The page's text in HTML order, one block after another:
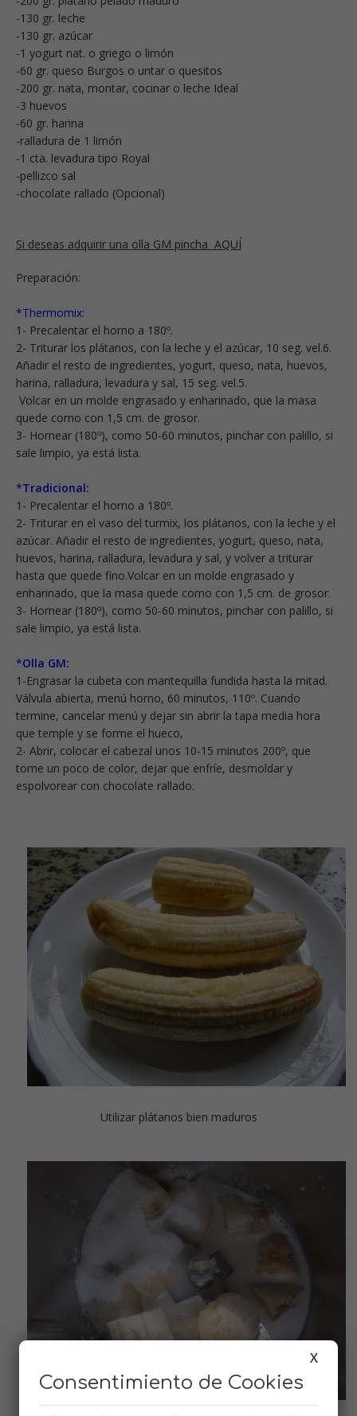
-130 gr. leche
-130 gr. azúcar
-1 yogurt nat. o griego o limón
-60 gr. queso Burgos o untar o quesitos
-200 gr. nata, montar, cocinar o leche Ideal
-3 huevos
-60 gr. harina
-ralladura de 1 limón
-1 cta. levadura tipo Royal
-pellizco sal
-chocolate rallado (Opcional)
Si deseas adquirir una olla GM pincha AQUÍ
Preparación:
*Thermomix:
1- Precalentar el horno a 180º.
2- Triturar los plátanos, con la leche y el azúcar, 10 seg. vel.6.
Añadir el resto de ingredientes, yogurt, queso, nata, huevos,
harina, ralladura, levadura y sal, 15 seg. vel.5.
Volcar en un molde engrasado y enharinado, que la masa
quede como con 1,5 cm. de grosor.
3- Hornear (180º), como 50-60 minutos, pinchar con palillo, si
sale limpio, ya está lista.
*Tradicional:
1- Precalentar el horno a 180º.
2- Triturar en el vaso del turmix, los plátanos, con la leche y el
azúcar. Añadir el resto de ingredientes, yogurt, queso, nata,
huevos, harina, ralladura, levadura y sal, y volver a triturar
hasta que quede fino.Volcar en un molde engrasado y
enharinado, que la masa quede como con 1,5 cm. de grosor.
3- Hornear (180º), como 50-60 minutos, pinchar con palillo, si
sale limpio, ya está lista.
*Olla GM:
1-Engrasar la cubeta con mantequilla fundida hasta la mitad.
Válvula abierta, menú horno, 60 minutos, 110º. Cuando
termine, cancelar menú y dejar sin abrir la tapa media hora
que temple y se forme el hueco,
2- Abrir, colocar el cabezal unos 10-15 minutos 200º, que
tome un poco de color, dejar que enfríe, desmoldar y
espolvorear con chocolate rallado.
Utilizar plátanos bien maduros
X
Consentimiento de Cookies